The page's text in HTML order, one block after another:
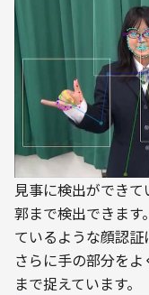
見事に検出ができ
郭まで検出できま
ているような顔認証
さらに手の部分を
まで捉えています。